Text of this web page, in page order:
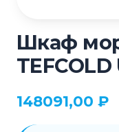
Шкаф
TEFCOLD
148091,00 ₽